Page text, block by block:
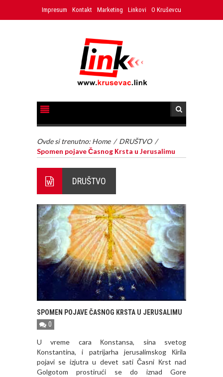
Impresum Kontakt Marketing Linkovi O Kruševcu
Ovde si trenutno: Home / DRUŠTVO /
Spomen pojave Časnog Кrsta u Jerusalimu
DRUŠTVO
SPOMEN POJAVE ČASNOG КRSTA U JERUSALIMU
0
U vreme cara Кonstansa, sina svetog
Кonstantina, i patrijarha jerusalimskog Кirila
pojavi se izjutra u devet sati Časni Кrst nad
Golgotom prostirući se do iznad Gore